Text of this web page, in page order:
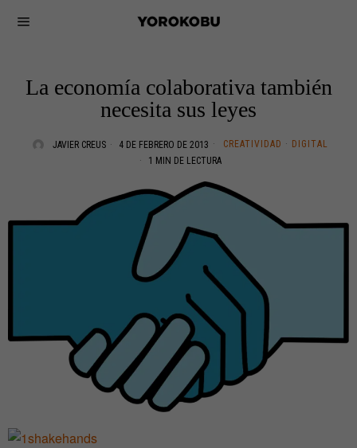
La economía colaborativa también
necesita sus leyes
JAVIER CREUS 4 DE FEBRERO DE 2013 CREATIVIDAD · DIGITAL
1 MIN DE LECTURA